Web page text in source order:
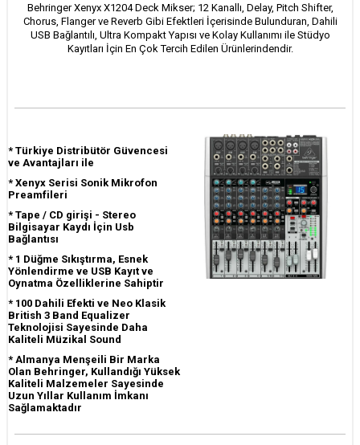
Behringer Xenyx X1204 Deck Mikser; 12 Kanallı, Delay, Pitch Shifter,
Chorus, Flanger ve Reverb Gibi Efektleri İçerisinde Bulunduran, Dahili
USB Bağlantılı, Ultra Kompakt Yapısı ve Kolay Kullanımı ile Stüdyo
Kayıtları İçin En Çok Tercih Edilen Ürünlerindendir.
* Türkiye Distribütör Güvencesi
ve Avantajları ile
* Xenyx Serisi Sonik Mikrofon
Preamfileri
* Tape / CD girişi - Stereo
Bilgisayar Kaydı İçin Usb
Bağlantısı
* 1 Düğme Sıkıştırma, Esnek
Yönlendirme ve USB Kayıt ve
Oynatma Özelliklerine Sahiptir
* 100 Dahili Efekti ve Neo Klasik
British 3 Band Equalizer
Teknolojisi Sayesinde Daha
Kaliteli Müzikal Sound
* Almanya Menşeili Bir Marka
Olan Behringer, Kullandığı Yüksek
Kaliteli Malzemeler Sayesinde
Uzun Yıllar Kullanım İmkanı
Sağlamaktadır